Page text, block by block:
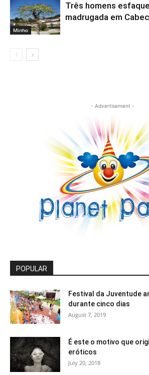
Minho
Três homens
madrugada em
- Advertisement -
POPULAR
Festival da Juventude
durante cinco dias
August 7, 2019
É este o motivo que
eróticos
July 20, 2018